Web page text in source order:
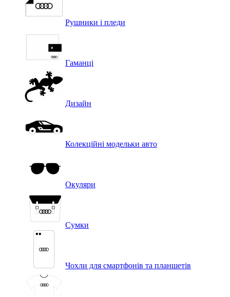
Рушники і пледи
Гаманці
Дизайн
Колекційні модельки авто
Окуляри
Сумки
Чохли для смартфонів та планшетів